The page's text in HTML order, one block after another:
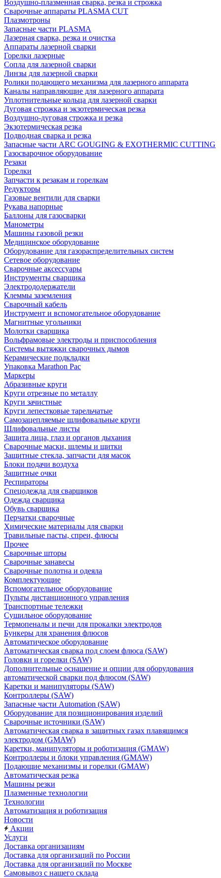
Воздушно-плазменная сварка, резка и строжка
Сварочные аппараты PLASMA CUT
Плазмотроны
Запасные части PLASMA
Лазерная сварка, резка и очистка
Аппараты лазерной сварки
Горелки лазерные
Сопла для лазерной сварки
Линзы для лазерной сварки
Ролики подающего механизма для лазерного аппарата
Каналы направляющие для лазерного аппарата
Уплотнительные кольца для лазерной сварки
Дуговая строжка и экзотермическая резка
Воздушно-дуговая строжка и резка
Экзотермическая резка
Подводная сварка и резка
Запасные части ARC GOUGING & EXOTHERMIC CUTTING
Газосварочное оборудование
Резаки
Горелки
Запчасти к резакам и горелкам
Редукторы
Газовые вентили для сварки
Рукава напорные
Баллоны для газосварки
Манометры
Машины газовой резки
Медицинское оборудование
Оборудование для газораспределительных систем
Сетевое оборудование
Сварочные аксессуары
Инструменты сварщика
Электрододержатели
Клеммы заземления
Сварочный кабель
Инструмент и вспомогательное оборудование
Магнитные угольники
Молотки сварщика
Вольфрамовые электроды и приспособления
Системы вытяжки сварочных дымов
Керамические подкладки
Упаковка Marathon Pac
Маркеры
Абразивные круги
Круги отрезные по металлу
Круги зачистные
Круги лепестковые тарельчатые
Самозацепляемые шлифовальные круги
Шлифовальные листы
Защита лица, глаз и органов дыхания
Сварочные маски, шлемы и щитки
Защитные стекла, запчасти для масок
Блоки подачи воздуха
Защитные очки
Респираторы
Спецодежда для сварщиков
Одежда сварщика
Обувь сварщика
Перчатки сварочные
Химические материалы для сварки
Травильные пасты, спреи, флюсы
Прочее
Сварочные шторы
Сварочные занавесы
Сварочные полотна и одеяла
Комплектующие
Вспомогательное оборудование
Пульты дистанционного управления
Транспортные тележки
Сушильное оборудование
Термопеналы и печи для прокалки электродов
Бункеры для хранения флюсов
Автоматическое оборудование
Автоматическая сварка под слоем флюса (SAW)
Головки и горелки (SAW)
Дополнительные оснащение и опции для оборудования
автоматической сварки под флюсом (SAW)
Каретки и манипуляторы (SAW)
Контроллеры (SAW)
Запасные части Automation (SAW)
Оборудование для позиционирования изделий
Сварочные источники (SAW)
Автоматическая сварка в защитных газах плавящимся
электродом (GMAW)
Каретки, манипуляторы и роботизация (GMAW)
Контроллеры и блоки управления (GMAW)
Подающие механизмы и горелки (GMAW)
Автоматическая резка
Машины резки
Плазменные технологии
Технологии
Автоматизация и роботизация
Новости
Акции
Услуги
Доставка организациям
Доставка для организаций по России
Доставка для организаций по Москве
Самовывоз с нашего склада